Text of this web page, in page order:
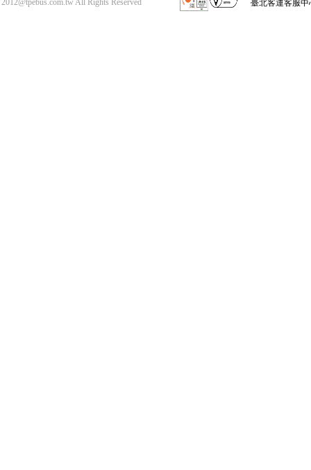
2012@tpebus.com.tw All Rights Reserved 臺北客運客服